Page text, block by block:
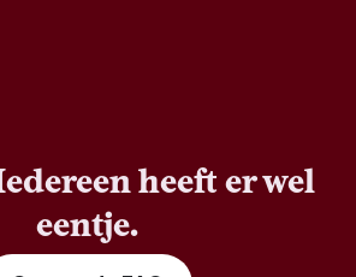
heeft er wel
eentje.